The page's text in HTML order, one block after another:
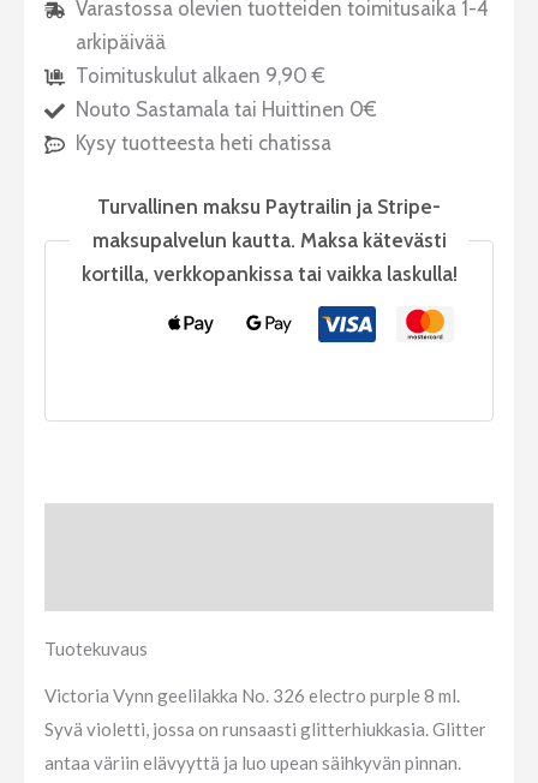
Varastossa olevien tuotteiden toimitusaika 1-4
arkipäivää
Toimituskulut alkaen 9,90 €
Nouto Sastamala tai Huittinen 0€
Kysy tuotteesta heti chatissa
Turvallinen maksu Paytrailin ja Stripe-
maksupalvelun kautta. Maksa kätevästi
kortilla, verkkopankissa tai vaikka laskulla!
Tuotekuvaus
Victoria Vynn geelilakka No. 326 electro purple 8 ml.
Syvä violetti, jossa on runsaasti glitterhiukkasia. Glitter
antaa väriin elävyyttä ja luo upean säihkyvän pinnan.